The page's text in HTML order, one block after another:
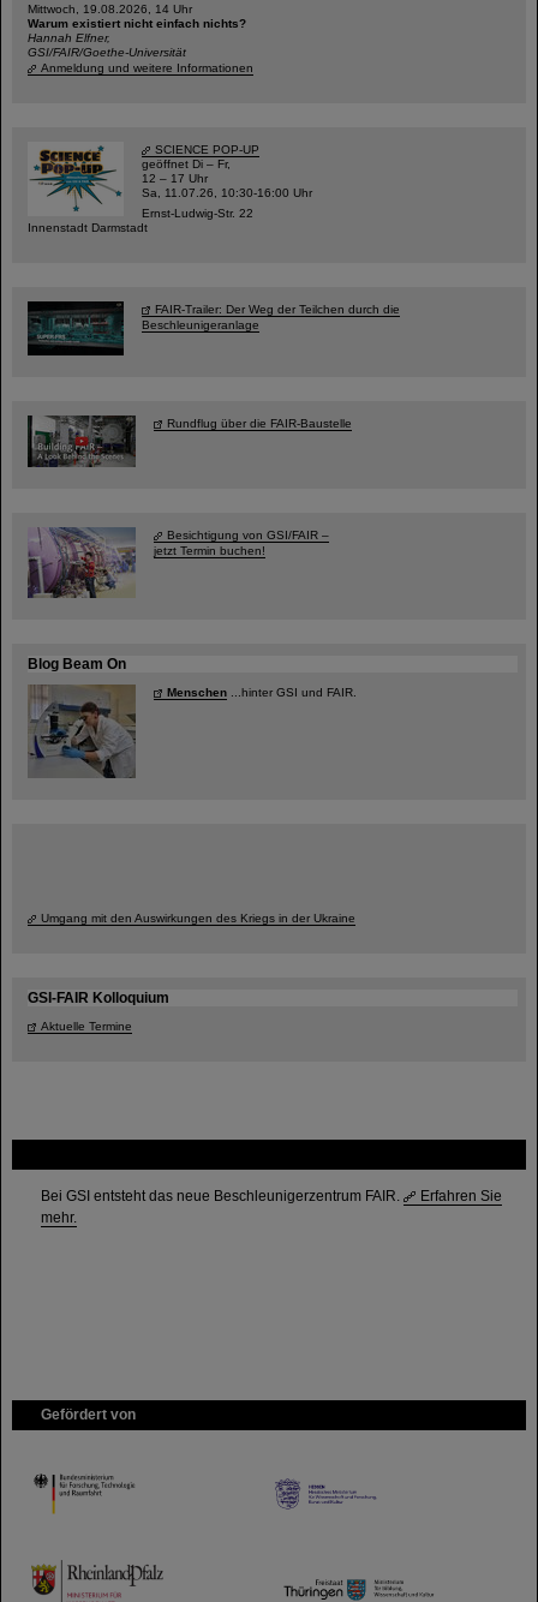
Bei GSI entsteht das neue Beschleunigerzentrum FAIR.
Erfahren Sie
mehr.
Gefördert von
HMWK
TMWWDG
Mittwoch, 19.08.2026, 14 Uhr
Warum existiert nicht einfach nichts?
Hannah Elfner,
GSI/FAIR/Goethe-Universität
Anmeldung und weitere Informationen
SCIENCE POP-UP
geöffnet Di – Fr,
12 – 17 Uhr
Sa, 11.07.26, 10:30-16:00 Uhr
Ernst-Ludwig-Str. 22
Innenstadt Darmstadt
FAIR-Trailer: Der Weg der Teilchen durch die
Beschleunigeranlage
Rundflug über die FAIR-Baustelle
Besichtigung von GSI/FAIR –
jetzt Termin buchen!
Blog Beam On
Menschen ...hinter GSI und FAIR.
Umgang mit den Auswirkungen des Kriegs in der Ukraine
GSI-FAIR Kolloquium
Aktuelle Termine